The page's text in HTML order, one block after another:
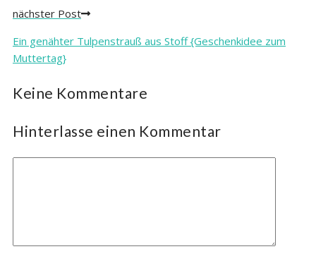
nächster Post
Ein genähter Tulpenstrauß aus Stoff {Geschenkidee zum
Muttertag}
Keine Kommentare
Hinterlasse einen Kommentar